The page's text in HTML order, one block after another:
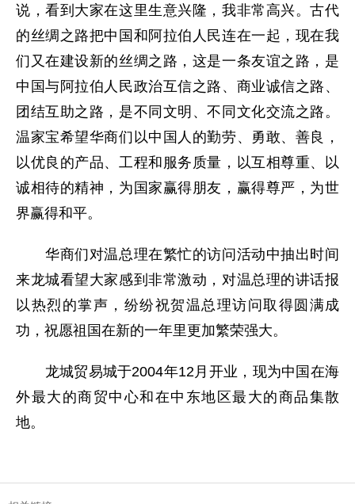
说，看到大家在这里生意兴隆，我非常高兴。古代
的丝绸之路把中国和阿拉伯人民连在一起，现在我
们又在建设新的丝绸之路，这是一条友谊之路，是
中国与阿拉伯人民政治互信之路、商业诚信之路、
团结互助之路，是不同文明、不同文化交流之路。
温家宝希望华商们以中国人的勤劳、勇敢、善良，
以优良的产品、工程和服务质量，以互相尊重、以
诚相待的精神，为国家赢得朋友，赢得尊严，为世
界赢得和平。
华商们对温总理在繁忙的访问活动中抽出时间
来龙城看望大家感到非常激动，对温总理的讲话报
以热烈的掌声，纷纷祝贺温总理访问取得圆满成
功，祝愿祖国在新的一年里更加繁荣强大。
龙城贸易城于2004年12月开业，现为中国在海
外最大的商贸中心和在中东地区最大的商品集散
地。